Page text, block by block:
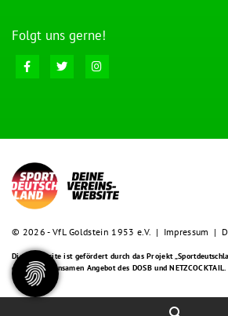
Folgt uns gerne!
© 2026 - VfL Goldstein 1953 e.V. | Impressum |
Diese Website ist gefördert durch das Projekt
einem gemeinsamen Angebot des DOSB und NETZCOCKTAIL.